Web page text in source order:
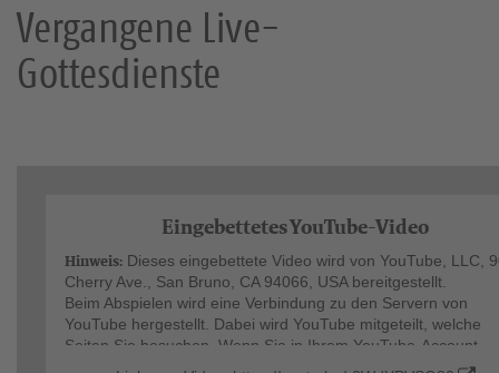
Vergangene Live-
Gottesdienste
Eingebettetes YouTube-Video
Hinweis:Dieses eingebettete Video wird von YouTube, LLC,
Cherry Ave., San Bruno, CA 94066, USA bereitgestellt.
Beim Abspielen wird eine Verbindung zu den Servern von
YouTube hergestellt. Dabei wird YouTube mitgeteilt, welche
Seiten Sie besuchen. Wenn Sie in Ihrem YouTube-Account
eingeloggt sind, kann YouTube Ihr Surfverhalten Ihnen